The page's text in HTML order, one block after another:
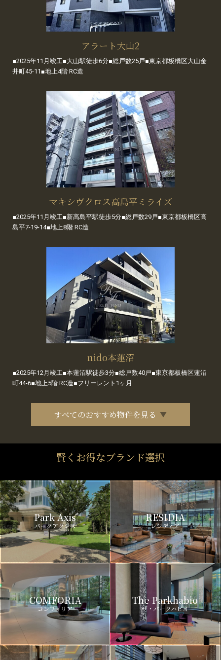
アラート大山2
■2025年11月竣工■大山駅徒歩6分■総戸数25戸■東京都板橋区大山金
井町45-11■地上4階 RC造
マキシヴクロス高島平ミライズ
■2025年11月竣工■新高島平駅徒歩5分■総戸数29戸■東京都板橋区高
島平7-19-14■地上8階 RC造
nido本蓮沼
■2025年12月竣工■本蓮沼駅徒歩3分■総戸数40戸■東京都板橋区蓮沼
町44-6■地上5階 RC造■フリーレント1ヶ月
すべてのおすすめ物件を見る
賢くお得なブランド選択
Park Axis
パークアクシス
RESIDIA
レジディア
COMFORIA
コンフォリア
The Parkhabio
ザ・パークハビオ